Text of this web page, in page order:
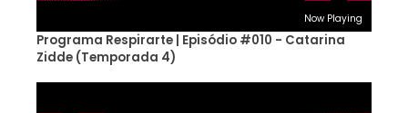
Now Playing
Programa Respirarte | Episódio #010 - Catarina
Zidde (Temporada 4)